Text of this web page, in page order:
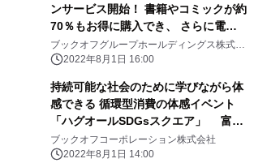
ンサービス開始！ 書籍やコミックが約
70％もお得に購入でき、 さらに電子
雑誌も読み放題 「ブックチケット」
サービスを 大幅リニューアルし2022
ブックオフグループホールディングス株式会
社 2022年8月1日 16:00
持続可能な社会のために学びながら体
感できる 循環型消費の体感イベント
「ハグオールSDGsスクエア」 富山
大和で2022年8月10日(水)～15日(月)
に開催
ブックオフコーポレーション株式会社
2022年8月1日 14:00